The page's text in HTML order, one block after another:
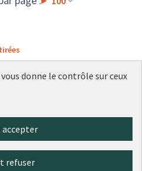
donne le contrôle sur ceux
accepter
refuser